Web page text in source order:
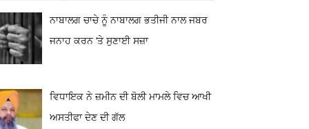
ਨਾਬਾਲਗ ਚਾਚੇ ਨੂੰ ਨਾਬਾਲਗ ਭਤੀਜੀ ਨਾਲ ਜਬਰ
ਜਨਾਹ ਕਰਨ ‘ਤੇ ਸੁਣਾਈ ਸਜ਼ਾ
ਵਿਧਾਇਕ ਨੇ ਜ਼ਮੀਨ ਦੀ ਬੋਲੀ ਮਾਮਲੇ ਵਿਚ ਆਖੀ
ਅਸਤੀਫਾ ਦੇਣ ਦੀ ਗੱਲ